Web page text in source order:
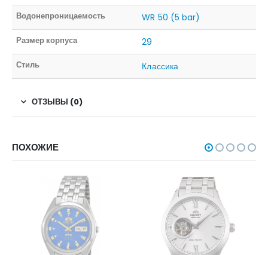
Водонепроницаемость WR 50 (5 bar)
Размер корпуса 29
Стиль Классика
ОТЗЫВЫ (0)
ПОХОЖИЕ
НЕТ В НАЛИЧИИ НЕТ В НАЛИЧИИ